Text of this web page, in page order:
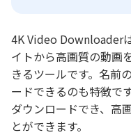
4K Video Downloader
イトから高画質の動画
きるツールです。名前
ードできるのも特徴で
ダウンロードでき、高
とができます。